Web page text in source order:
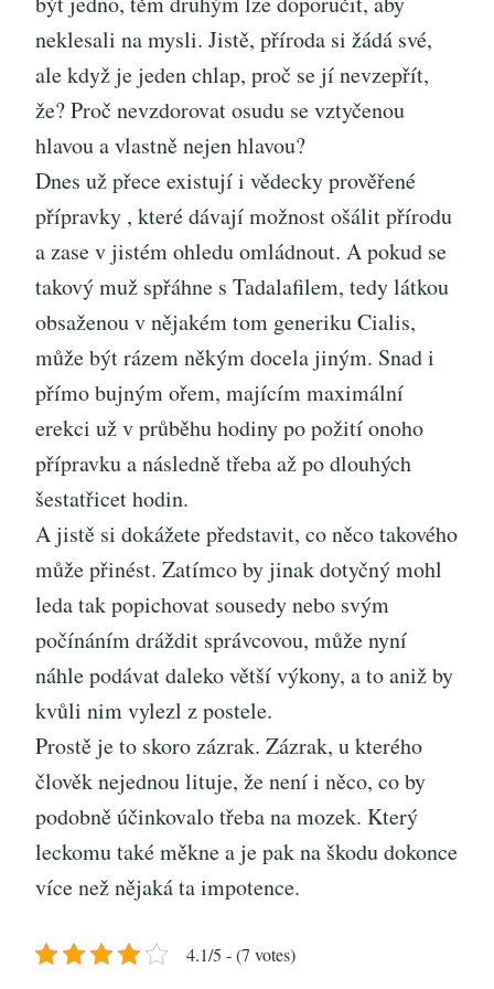
neklesali na mysli. Jistě, příroda si žádá své,
ale když je jeden chlap, proč se jí nevzepřít,
že? Proč nevzdorovat osudu se vztyčenou
hlavou a vlastně nejen hlavou?
Dnes už přece existují i vědecky prověřené
přípravky , které dávají možnost ošálit přírodu
a zase v jistém ohledu omládnout. A pokud se
takový muž spřáhne s Tadalafilem, tedy látkou
obsaženou v nějakém tom generiku Cialis,
může být rázem někým docela jiným. Snad i
přímo bujným ořem, majícím maximální
erekci už v průběhu hodiny po požití onoho
přípravku a následně třeba až po dlouhých
šestatřicet hodin.
A jistě si dokážete představit, co něco takového
může přinést. Zatímco by jinak dotyčný mohl
leda tak popichovat sousedy nebo svým
počínáním dráždit správcovou, může nyní
náhle podávat daleko větší výkony, a to aniž by
kvůli nim vylezl z postele.
Prostě je to skoro zázrak. Zázrak, u kterého
člověk nejednou lituje, že není i něco, co by
podobně účinkovalo třeba na mozek. Který
leckomu také měkne a je pak na škodu dokonce
více než nějaká ta impotence.
4.1/5 - (7 votes)